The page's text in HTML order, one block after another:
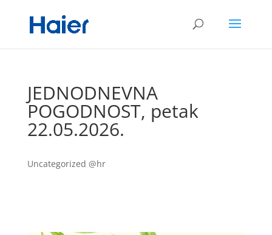
JEDNODNEVNA
POGODNOST, petak
22.05.2026.
Uncategorized @hr